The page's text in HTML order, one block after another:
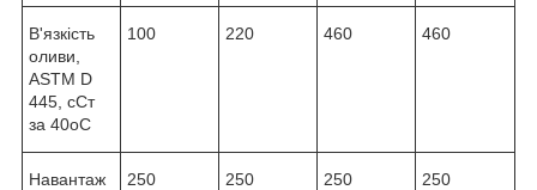
В'язкість
оливи,
ASTM D
445, сСт
за 40oC
100 220 460 460
Навантаж
250 250 250 250